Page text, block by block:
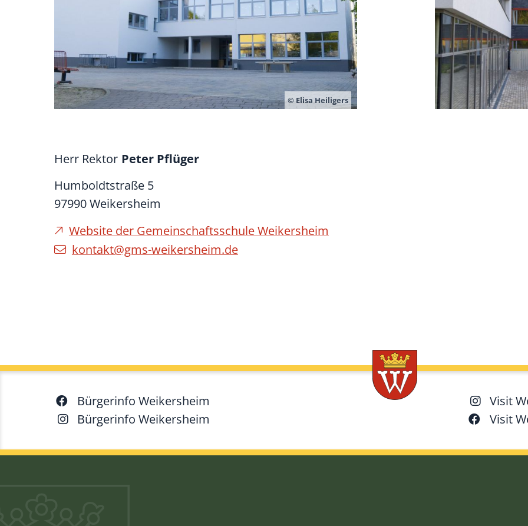
© Elisa Heiligers
Herr Rektor Peter Pflüger
Humboldtstraße 5
97990Weikersheim
Website der Gemeinschaftsschule Weikersheim
kontakt@gms-weikersheim.de
Bürgerinfo Weikersheim
Bürgerinfo Weikersheim
Visit
Visit